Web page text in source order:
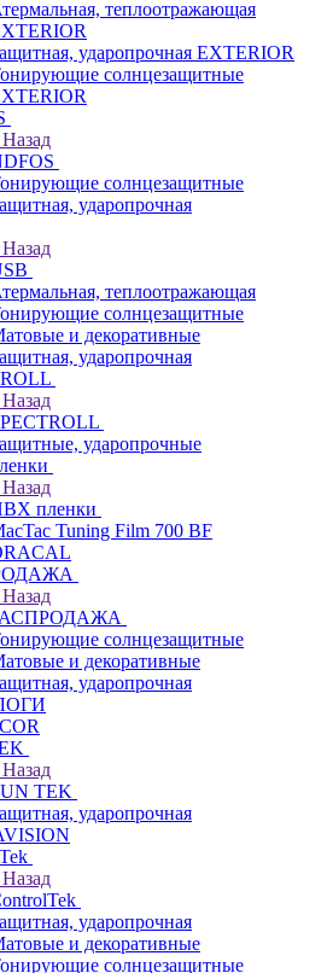
теплоотражающая
ударопрочная EXTERIOR
солнцезащитные
Назад
солнцезащитные
ударопрочная
Назад
теплоотражающая
солнцезащитные
и декоративные
ударопрочная
Назад
ударопрочные
Назад
пленки
Tuning Film 700 BF
Назад
солнцезащитные
и декоративные
ударопрочная
Назад
TEK
ударопрочная
Назад
ударопрочная
и декоративные
солнцезащитные